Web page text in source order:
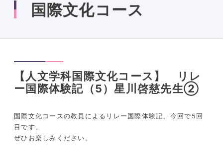
国際文化コース
【人文学科国際文化コース】 リレ
ー国際体験記（5）星川啓慈先生②
国際文化コースの教員によるリレー国際体験記、今回で5回
目です。
ぜひお楽しみください。